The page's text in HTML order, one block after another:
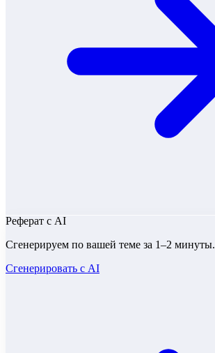
Реферат с AI
Сгенерируем по вашей теме за 1–2 минуты.
Сгенерировать с AI